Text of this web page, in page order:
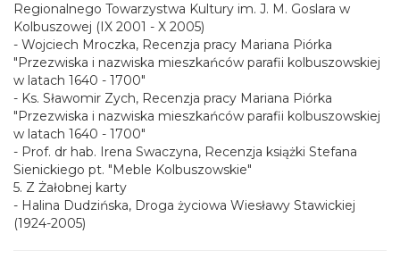
Regionalnego Towarzystwa Kultury im. J. M. Goslara w
Kolbuszowej (IX 2001 - X 2005)
- Wojciech Mroczka, Recenzja pracy Mariana Piórka
"Przezwiska i nazwiska mieszkańców parafii kolbuszowskiej
w latach 1640 - 1700"
- Ks. Sławomir Zych, Recenzja pracy Mariana Piórka
"Przezwiska i nazwiska mieszkańców parafii kolbuszowskiej
w latach 1640 - 1700"
- Prof. dr hab. Irena Swaczyna, Recenzja książki Stefana
Sienickiego pt. "Meble Kolbuszowskie"
5. Z Żałobnej karty
- Halina Dudzińska, Droga życiowa Wiesławy Stawickiej
(1924-2005)